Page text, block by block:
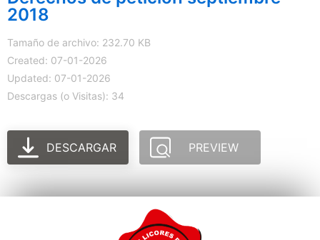
2018
Tamaño de archivo: 232.70 KB
Created: 07-01-2026
Updated: 07-01-2026
Descargas (o Visitas): 34
DESCARGAR PREVIEW